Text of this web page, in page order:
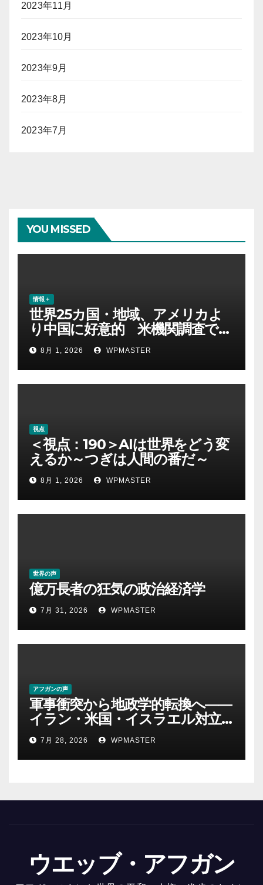
2023年11月
2023年10月
2023年9月
2023年8月
2023年7月
YOU MISSED
情報＋
世界25カ国・地域、アメリカよ
り中国に好意的 米機関調査で初
めて多数派に
8月 1, 2026 WPMASTER
視点
＜視点：190＞AIは世界をどう変
えるか～つぎは人間の番だ～
8月 1, 2026 WPMASTER
世界の声
億万長者の狂気の政治経済学
7月 31, 2026 WPMASTER
アフガンの声
軍事衝突から地政学的転換へ――
イラン・米国・イスラエル対立
後の中東 権力、抵抗、世界秩序
を問い直す-第２部
7月 28, 2026 WPMASTER
ウエッブ・アフガン